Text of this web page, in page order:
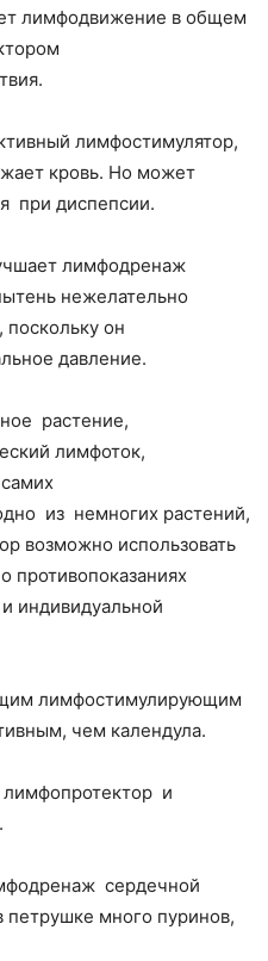
лимфодвижение в общем
лимфостимулятор,
кровь. Но может
при диспепсии.
лимфодренаж
нежелательно
поскольку он
давление.
растение,
лимфоток,
из немногих растений,
возможно использовать
противопоказаниях
индивидуальной
лимфостимулирующим
чем календула.
и
сердечной
много пуринов,